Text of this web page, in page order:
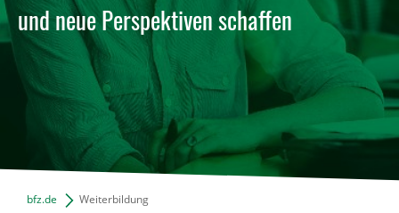
News Archiv
und neue Perspektiven schaffen
bfz.de Weiterbildung